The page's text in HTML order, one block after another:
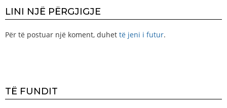
LINI NJË PËRGJIGJE
Për të postuar një koment, duhet të jeni i futur.
TË FUNDIT